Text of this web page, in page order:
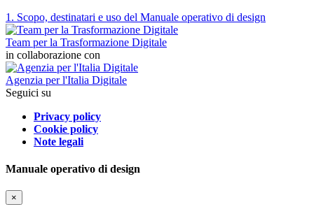
1. Scopo, destinatari e uso del Manuale operativo di design
Team per la Trasformazione Digitale
in collaborazione con
Agenzia per l'Italia Digitale
Seguici su
Privacy policy
Cookie policy
Note legali
Manuale operativo di design
×